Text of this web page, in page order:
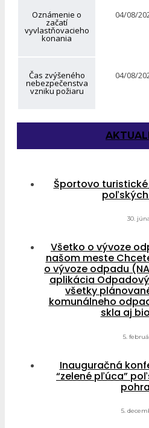
Oznámenie o
začatí
vyvlastňovacieho
konania
04/08/
Čas zvýšeného
nebezpečenstva
vzniku požiaru
04/08/
Športovo
30.
Všetko o vývoze
našom meste
o vývoze odpadu
aplikácia
všetky
komunálneho
skla aj
5.
Inauguračná
“zelené pľúca”
5.